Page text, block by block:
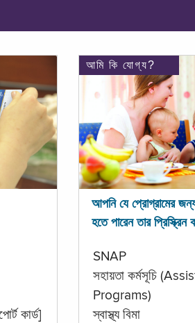
কার্ড]
আমি কি যোগ্য?
আপনি যে প্রোগ্রামের
হতে পারেন তার প্রিস্ক্রিন
SNAP
সহায়তা কর্মসূচি
Programs)
স্বাস্থ্য বিমা